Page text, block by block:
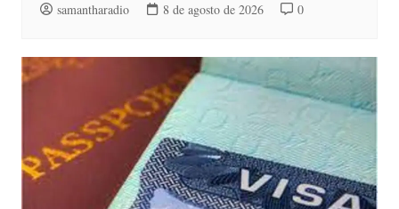
samantharadio 8 de agosto de 2026 0